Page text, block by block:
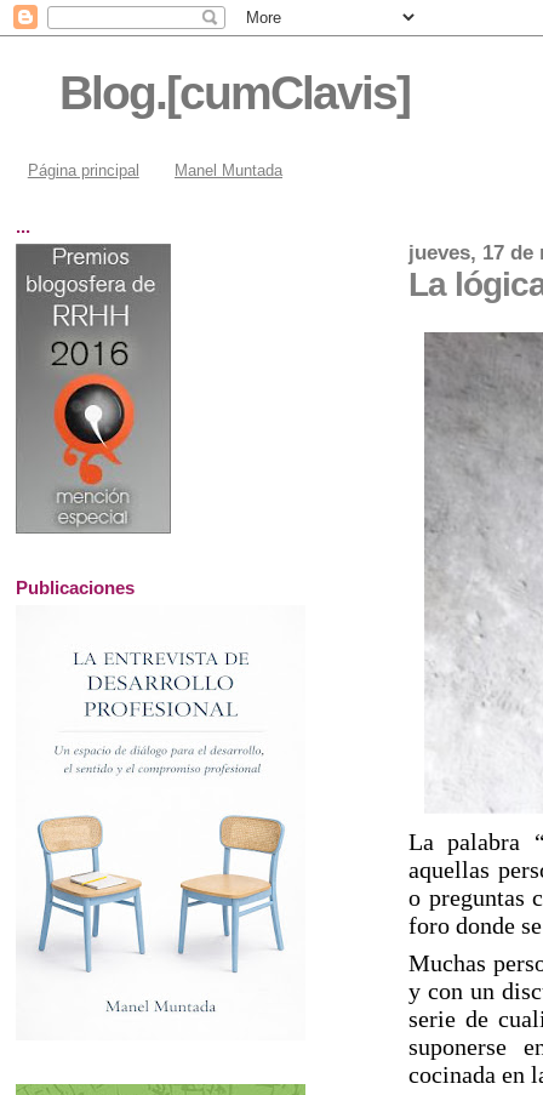
Blog.[cumClavis]
Página principal Manel Muntada
jueves, 17 de
La
La palabra
aquellas
o preguntas
foro donde
Muchas
y con un
serie de
suponerse
cocinada en
...
Publicaciones